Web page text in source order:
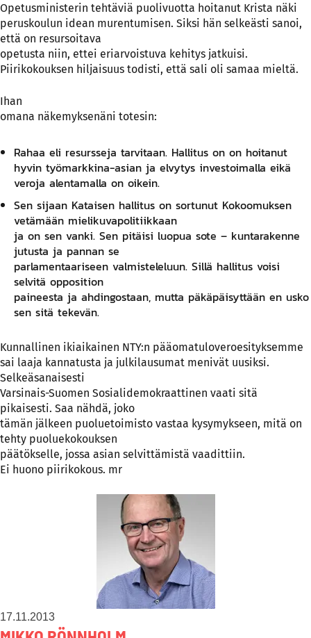
Opetusministerin tehtäviä puolivuotta hoitanut Krista näki
peruskoulun idean murentumisen. Siksi hän selkeästi sanoi,
että on resursoitava
opetusta niin, ettei eriarvoistuva kehitys jatkuisi.
Piirikokouksen hiljaisuus todisti, että sali oli samaa mieltä.
Ihan
omana näkemyksenäni totesin:
Rahaa eli resursseja tarvitaan. Hallitus on on hoitanut
hyvin työmarkkina-asian ja elvytys investoimalla eikä
veroja alentamalla on oikein.
Sen sijaan Kataisen hallitus on sortunut Kokoomuksen
vetämään mielikuvapolitiikkaan
ja on sen vanki. Sen pitäisi luopua sote – kuntarakenne
jutusta ja pannan se
parlamentaariseen valmisteleluun. Sillä hallitus voisi
selvitä opposition
paineesta ja ahdingostaan, mutta päkäpäisyttään en usko
sen sitä tekevän.
Kunnallinen ikiaikainen NTY:n pääomatuloveroesityksemme
sai laaja kannatusta ja julkilausumat menivät uusiksi.
Selkeäsanaisesti
Varsinais-Suomen Sosialidemokraattinen vaati sitä
pikaisesti. Saa nähdä, joko
tämän jälkeen puoluetoimisto vastaa kysymykseen, mitä on
tehty puoluekokouksen
päätökselle, jossa asian selvittämistä vaadittiin.
Ei huono piirikokous. mr
17.11.2013